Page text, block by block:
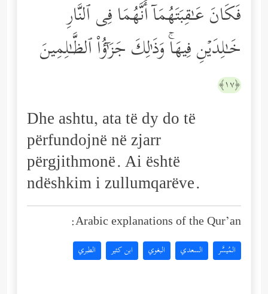
فَكَانَ عَـٰقِبَتَهُمَاۤ أَنَّهُمَا فِی ٱلنَّارِ
خَـٰلِدَیۡنِ فِیهَاۚ وَذَ ٰ⁠لِكَ جَزَ ٰ⁠ۤؤُاْ ٱلظَّـٰلِمِینَ
﴿١٧﴾
Dhe ashtu, ata të dy do të
përfundojnë në zjarr
përgjithmonë. Ai është
ndëshkim i zullumqarëve.
Arabic explanations of the Qur’an:
المُيسَّر السعدي البغوي ابن كثير الطبري